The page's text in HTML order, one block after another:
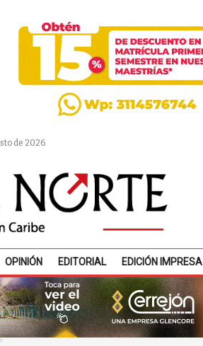
de 2026
OPINIÓN EDITORIAL EDICIÓN IMPRESA